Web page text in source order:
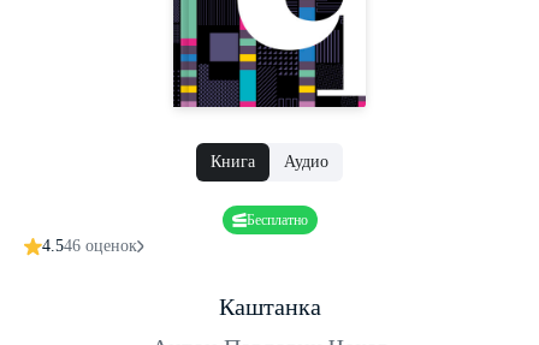
Книга Аудио
Бесплатно
4.546 оценок
Каштанка